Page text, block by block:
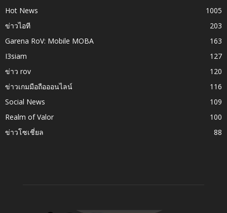
Hot News
1005
ข่าวไอที
203
Garena RoV: Mobile MOBA
163
I3siam
127
ข่าว rov
120
ข่าวเกมมือถือออนไลน์
116
Social News
109
Realm of Valor
100
ข่าวโซเชี่ยล
88